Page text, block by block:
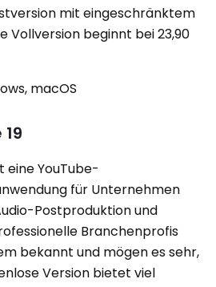
mit eingeschränktem
Vollversion beginnt bei 23,90
macOS
eine YouTube-
für Unternehmen
Postproduktion und
Branchenprofis
bekannt und mögen es sehr,
Version bietet viel